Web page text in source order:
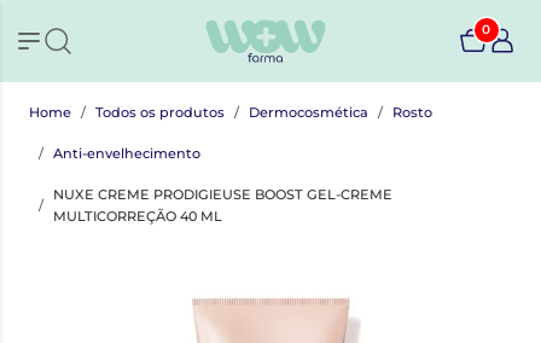
0
Home Todos os produtos Dermocosmética Rosto
Anti-envelhecimento
NUXE CREME PRODIGIEUSE BOOST GEL-CREME
MULTICORREÇÃO 40 ML